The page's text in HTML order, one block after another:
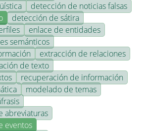
detección de noticias falsas
detección de sátira
enlace de entidades
semánticos
extracción de relaciones
de texto
recuperación de información
modelado de temas
abreviaturas
eventos